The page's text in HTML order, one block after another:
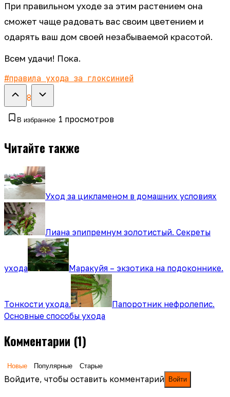
При правильном уходе за этим растением она
сможет чаще радовать вас своим цветением и
одарять ваш дом своей незабываемой красотой.
Всем удачи! Пока.
#правила ухода за глоксинией
8
В избранное 1 просмотров
Читайте также
Уход за цикламеном в домашних условиях
Лиана эпипремнум золотистый. Секреты
ухода Маракуйя – экзотика на подоконнике.
Тонкости ухода.
Папоротник нефролепис.
Основные способы ухода
Комментарии (1)
Новые Популярные Старые
Войдите, чтобы оставить комментарий Войти